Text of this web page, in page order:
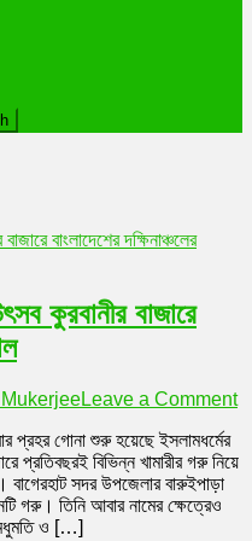
কুরবানীর বাজারে
Leave a Comment
গোনা শুরু হয়েছে ইসলামধর্মের
প্রতিবছরই বিভিন্ন খামারীর গরু নিয়ে
সদর উপজেলার বারুইপাড়া
গরু। তিনি আবার নামের ক্ষেত্রেও
মধুমতি ও […]